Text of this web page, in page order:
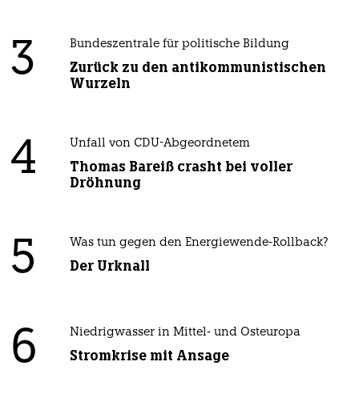
3 Bundeszentrale für politische Bildung
Zurück zu den antikommunistischen
Wurzeln
4 Unfall von CDU-Abgeordnetem
Thomas Bareiß crasht bei voller
Dröhnung
5 Was tun gegen den Energiewende-Rollback?
Der Urknall
6 Niedrigwasser in Mittel- und Osteuropa
Stromkrise mit Ansage